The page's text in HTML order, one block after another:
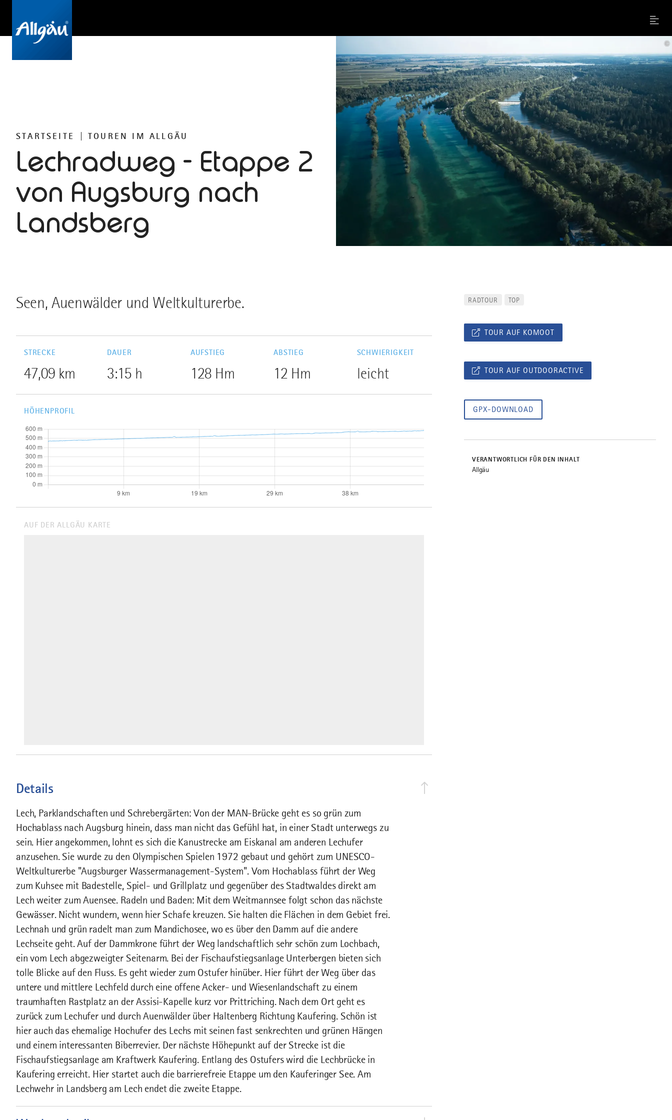
Menu
STARTSEITE TOUREN IM ALLGÄU
Lechradweg - Etappe 2
von Augsburg nach
Landsberg
©
Seen, Auenwälder und Weltkulturerbe.
STRECKE
47,09 km
DAUER
3:15 h
AUFSTIEG
128 Hm
ABSTIEG
12 Hm
SCHWIERIGKEIT
leicht
HÖHENPROFIL
AUF DER ALLGÄU KARTE
Details
Lech, Parklandschaften und Schrebergärten: Von der MAN-Brücke geht es so grün zum
Hochablass nach Augsburg hinein, dass man nicht das Gefühl hat, in einer Stadt unterwegs zu
sein. Hier angekommen, lohnt es sich die Kanustrecke am Eiskanal am anderen Lechufer
anzusehen. Sie wurde zu den Olympischen Spielen 1972 gebaut und gehört zum UNESCO-
Weltkulturerbe "Augsburger Wassermanagement-System". Vom Hochablass führt der Weg
zum Kuhsee mit Badestelle, Spiel- und Grillplatz und gegenüber des Stadtwaldes direkt am
Lech weiter zum Auensee. Radeln und Baden: Mit dem Weitmannsee folgt schon das nächste
Gewässer. Nicht wundern, wenn hier Schafe kreuzen. Sie halten die Flächen in dem Gebiet frei.
Lechnah und grün radelt man zum Mandichosee, wo es über den Damm auf die andere
Lechseite geht. Auf der Dammkrone führt der Weg landschaftlich sehr schön zum Lochbach,
ein vom Lech abgezweigter Seitenarm. Bei der Fischaufstiegsanlage Unterbergen bieten sich
tolle Blicke auf den Fluss. Es geht wieder zum Ostufer hinüber. Hier führt der Weg über das
untere und mittlere Lechfeld durch eine offene Acker- und Wiesenlandschaft zu einem
traumhaften Rastplatz an der Assisi-Kapelle kurz vor Prittriching. Nach dem Ort geht es
zurück zum Lechufer und durch Auenwälder über Haltenberg Richtung Kaufering. Schön ist
hier auch das ehemalige Hochufer des Lechs mit seinen fast senkrechten und grünen Hängen
und einem interessanten Biberrevier. Der nächste Höhepunkt auf der Strecke ist die
Fischaufstiegsanlage am Kraftwerk Kaufering. Entlang des Ostufers wird die Lechbrücke in
Kaufering erreicht. Hier startet auch die barrierefreie Etappe um den Kauferinger See. Am
Lechwehr in Landsberg am Lech endet die zweite Etappe.
RADTOUR TOP
TOUR AUF KOMOOT
TOUR AUF OUTDOORACTIVE
GPX-DOWNLOAD
VERANTWORTLICH FÜR DEN INHALT
Allgäu